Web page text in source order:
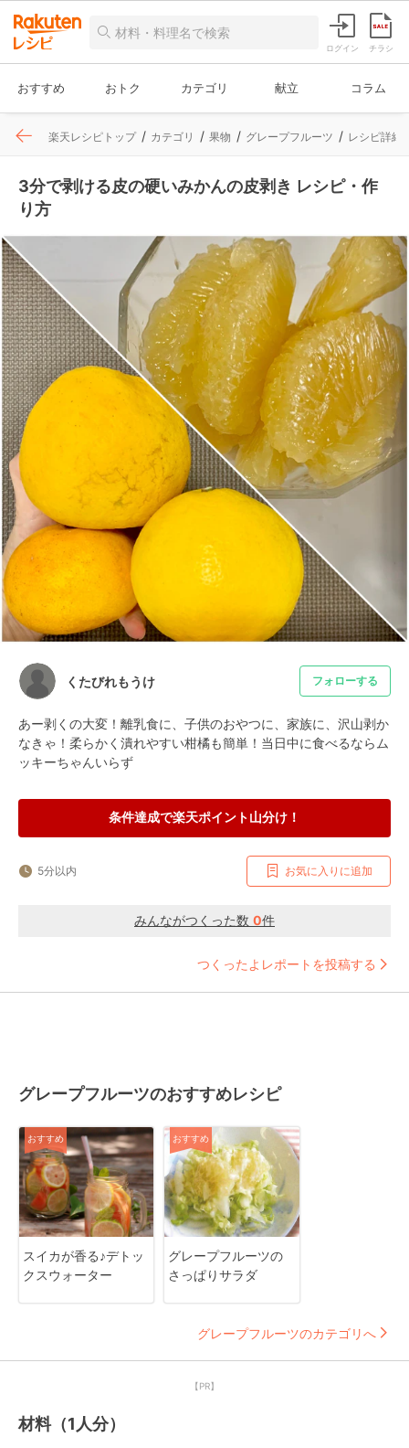
ログイン チラシ
おすすめ おトク カテゴリ 献立 コラム
楽天レシピトップ カテゴリ 果物 グレープフルーツ レシピ詳細
3分で剥ける皮の硬いみかんの皮剥き レシピ・作
り方
くたびれもうけ フォローする
あー剥くの大変！離乳食に、子供のおやつに、家族に、沢山剥か
なきゃ！柔らかく潰れやすい柑橘も簡単！当日中に食べるならム
ッキーちゃんいらず
条件達成で楽天ポイント山分け！
5分以内 お気に入りに追加
みんながつくった数 0件
つくったよレポートを投稿する
グレープフルーツのおすすめレシピ
おすすめ
スイカが香る♪デトッ
クスウォーター
おすすめ
グレープフルーツの
さっぱりサラダ
グレープフルーツのカテゴリへ
【PR】
材料（1人分）